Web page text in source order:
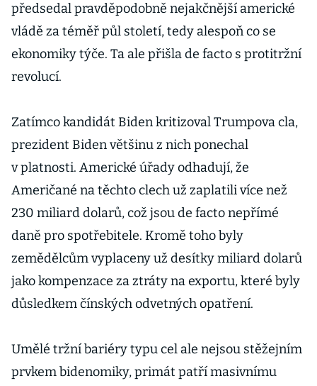
předsedal pravděpodobně nejakčnější americké
vládě za téměř půl století, tedy alespoň co se
ekonomiky týče. Ta ale přišla de facto s protitržní
revolucí.
Zatímco kandidát Biden kritizoval Trumpova cla,
prezident Biden většinu z nich ponechal
v platnosti. Americké úřady odhadují, že
Američané na těchto clech už zaplatili více než
230 miliard dolarů, což jsou de facto nepřímé
daně pro spotřebitele. Kromě toho byly
zemědělcům vyplaceny už desítky miliard dolarů
jako kompenzace za ztráty na exportu, které byly
důsledkem čínských odvetných opatření.
Umělé tržní bariéry typu cel ale nejsou stěžejním
prvkem bidenomiky, primát patří masivnímu